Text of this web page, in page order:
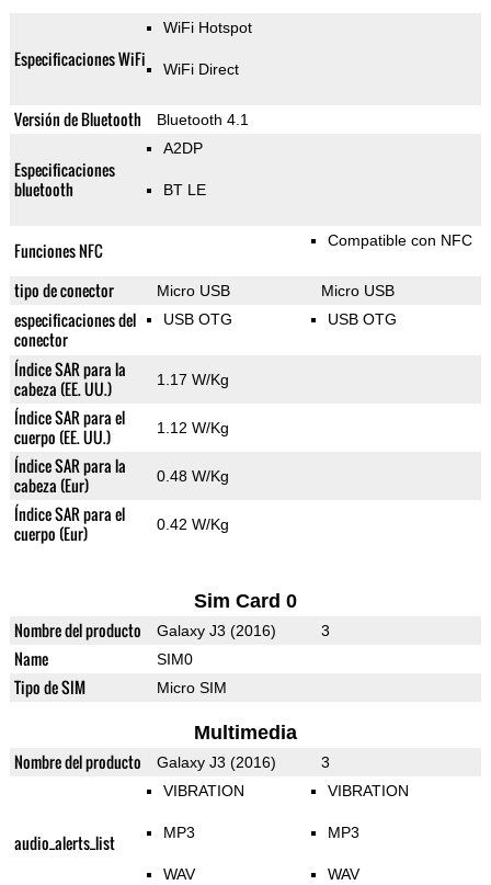
Especificaciones WiFi
WiFi Hotspot
WiFi Direct
Versión de Bluetooth Bluetooth 4.1
Especificaciones
bluetooth
A2DP
BT LE
Funciones NFC Compatible con NFC
tipo de conector Micro USB Micro USB
especificaciones del
conector
USB OTG USB OTG
Índice SAR para la
cabeza (EE. UU.)
1.17 W/Kg
Índice SAR para el
cuerpo (EE. UU.)
1.12 W/Kg
Índice SAR para la
cabeza (Eur)
0.48 W/Kg
Índice SAR para el
cuerpo (Eur)
0.42 W/Kg
Sim Card 0
Nombre del producto Galaxy J3 (2016) 3
Name SIM0
Tipo de SIM Micro SIM
Multimedia
Nombre del producto Galaxy J3 (2016) 3
audio_alerts_list
VIBRATION
MP3
WAV
VIBRATION
MP3
WAV